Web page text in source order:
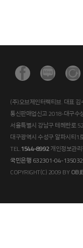
(주)오브제인터랙티브. 대표
통신판매업신고 2018-대구수
서울특별시 강남구 테헤란로
대구광역시 수성구 알파시티
TEL.1544-8992개인정보관리
국민은행 632301-04-135032
COPYRIGHT(C) 2009 BY